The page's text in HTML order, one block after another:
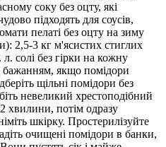
соку без оцту, які
підходять для соусів,
пелаті без оцту на зиму
2,5-3 кг м'ясистих стиглих
солі без гірки на кожну
бажанням, якщо помідори
щільні помідори без
невеликий хрестоподібний
хвилини, потім одразу
шкірку. Простерилізуйте
очищені помідори в банки,